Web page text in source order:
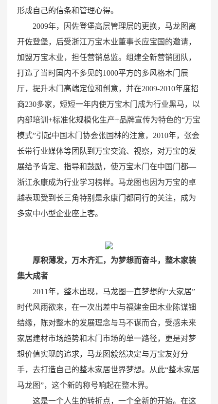
形成自己的信条和管理心得。
2009年，因佐登堡高层管理层的更换，马龙图离
开佐登堡，后受浙江万宝木业董事长应宝国的邀请，
加盟万宝木业，担任营销总监。组建全新营销团队，
打造了当时国内不多见的1000平方的多风格木门展
厅，提升木门高端定位和创意，并在2009-2010年度招
商230多家，短短一年内使万宝木门成为行业黑马，以
内部培训+标准化规模化生产+品牌宣传为特色的“万宝
模式”引起中国木门协会张国林的注意，2010年，张会
长带行业媒体等团队到万宝交流、视察，对万宝的发
展给予肯定、指导和鼓励，使万宝木门在中国门都—
浙江永康成为行业学习榜样。马龙图也因为万宝的卓
越表现受到长三角特别是永康门都同行的关注，成为
多家中小型企业座上客。
厚积薄发，万木齐汇，为梦想而奋斗，整木家装
集大成者
2011年，整木出现，马龙图一直梦想的“大家居”
时代风雨欲来，在一次出差中与福建金田木业陈谋钿
结缘，陈对整木的发展理念与马不谋而合，受感未来
家居建材市场趋势和木门市场的单一路径，更是对梦
想价值实现的追求，马龙图毅然决定与万宝友好分
手，去打造自己的整木家居世界梦想。从此“整木家居
马龙图”，这个新的称号响起在整木界。
这是一个人生的转折点，一个全新的开始。在这